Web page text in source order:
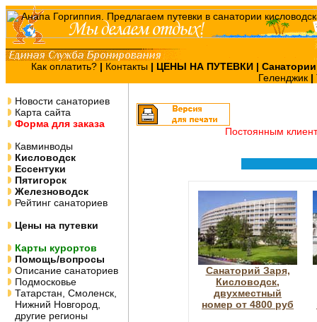
Как оплатить? | Контакты | ЦЕНЫ НА ПУТЕВКИ |
Геленджик |
Новости санаториев
Карта сайта
Форма для заказа
Кавминводы
Кисловодск
Ессентуки
Пятигорск
Железноводск
Рейтинг санаториев
Цены на путевки
Карты курортов
Помощь/вопросы
Описание санаториев
Подмосковье
Татарстан, Смоленск,
Нижний Новгород,
другие регионы
Постоянным
Санаторий Заря,
Кисловодск,
двухместный
номер от 4800 руб